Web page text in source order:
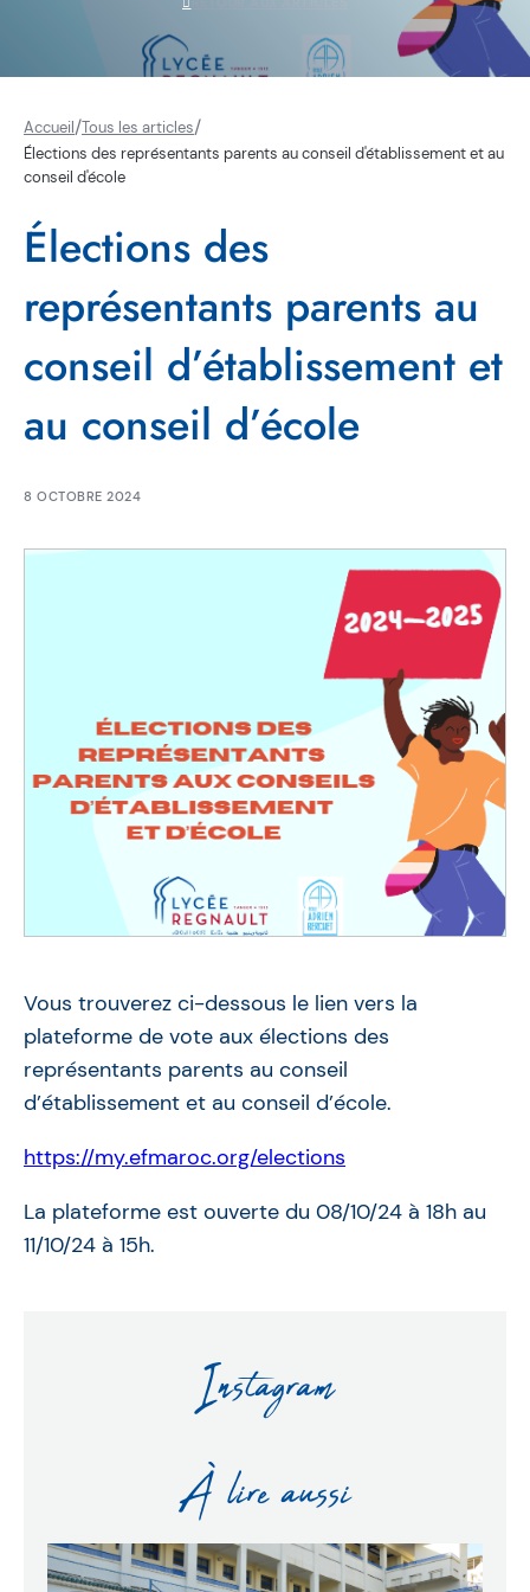
Accueil/Tous les articles/
Élections des représentants parents au conseil d'établissement et au
conseil d'école
Élections des
représentants parents au
conseil d’établissement et
au conseil d’école
8 OCTOBRE 2024
Vous trouverez ci-dessous le lien vers la
plateforme de vote aux élections des
représentants parents au conseil
d’établissement et au conseil d’école.
https://my.efmaroc.org/elections
La plateforme est ouverte du 08/10/24 à 18h au
11/10/24 à 15h.
Instagram
À lire aussi